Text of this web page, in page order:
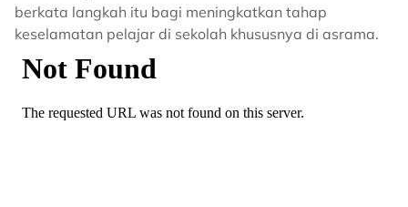
berkata langkah itu bagi meningkatkan tahap
keselamatan pelajar di sekolah khususnya di asrama.